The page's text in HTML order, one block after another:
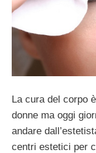
La cura del corpo
donne ma oggi
andare
centri estetici per